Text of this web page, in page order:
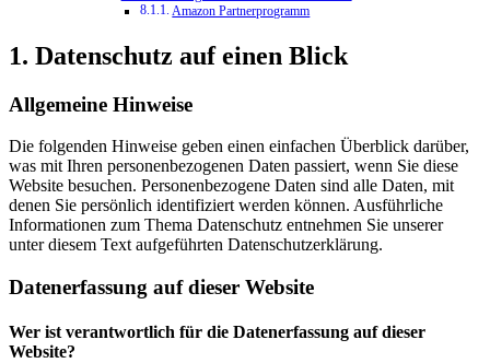
Amazon Partner­programm
1. Datenschutz auf einen Blick
Allgemeine Hinweise
Die folgenden Hinweise geben einen einfachen Überblick darüber,
was mit Ihren personenbezogenen Daten passiert, wenn Sie diese
Website besuchen. Personenbezogene Daten sind alle Daten, mit
denen Sie persönlich identifiziert werden können. Ausführliche
Informationen zum Thema Datenschutz entnehmen Sie unserer
unter diesem Text aufgeführten Datenschutzerklärung.
Datenerfassung auf dieser Website
Wer ist verantwortlich für die Datenerfassung auf dieser
Website?